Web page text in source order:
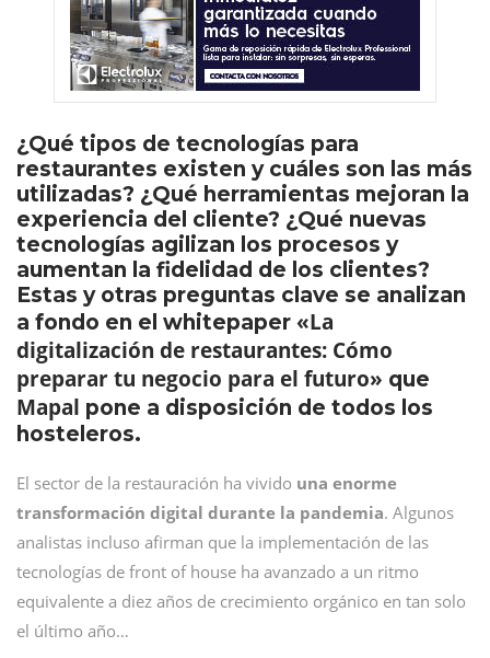
¿Qué tipos de tecnologías para
restaurantes existen y cuáles son las más
utilizadas? ¿Qué herramientas mejoran la
experiencia del cliente? ¿Qué nuevas
tecnologías agilizan los procesos y
aumentan la fidelidad de los clientes?
Estas y otras preguntas clave se analizan
a fondo en el whitepaper «La
digitalización de restaurantes: Cómo
preparar tu negocio para el futuro» que
Mapal pone a disposición de todos los
hosteleros.
El sector de la restauración ha vivido una enorme
transformación digital durante la pandemia. Algunos
analistas incluso afirman que la implementación de las
tecnologías de front of house ha avanzado a un ritmo
equivalente a diez años de crecimiento orgánico en tan solo
el último año…